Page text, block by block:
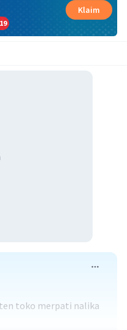
18
Klaim
toko merpati nalika